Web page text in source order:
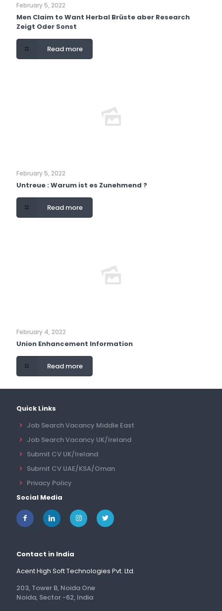
February 5, 2022
Men Claim to Want Herbal Brüste aber Research
Zeigt Oder Sonst
Read more
February 5, 2022
Untreue : Warum ist es Zunehmend ?
Read more
February 4, 2022
Union Enhancement Information
Read more
Quick Links
Job Search Vacancy Middle East
Job Search Vacancy UK/Ireland
Submit CV UK/Ireland
Submit CV UAE/KSA/Oman
Privacy Policy
Social Media
Contact in India
Acent High Soft Technologies Pvt. Ltd.
203, Tower B, Noida One
Noida, Sector -62, India